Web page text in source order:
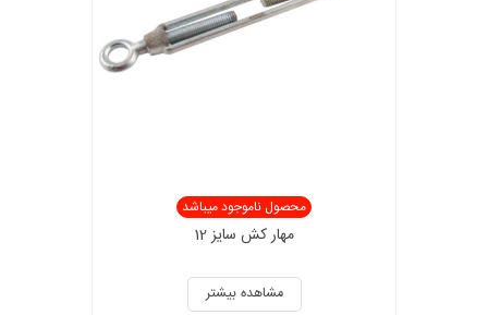
محصول ناموجود میباشد
مهار کش سایز 12
مشاهده بیشتر